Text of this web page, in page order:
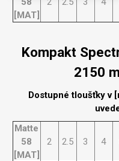
[MAT]
Kompakt
2150
Dostupné tloušťky v
Matte
58
[MAT]
2 2.5 3 4